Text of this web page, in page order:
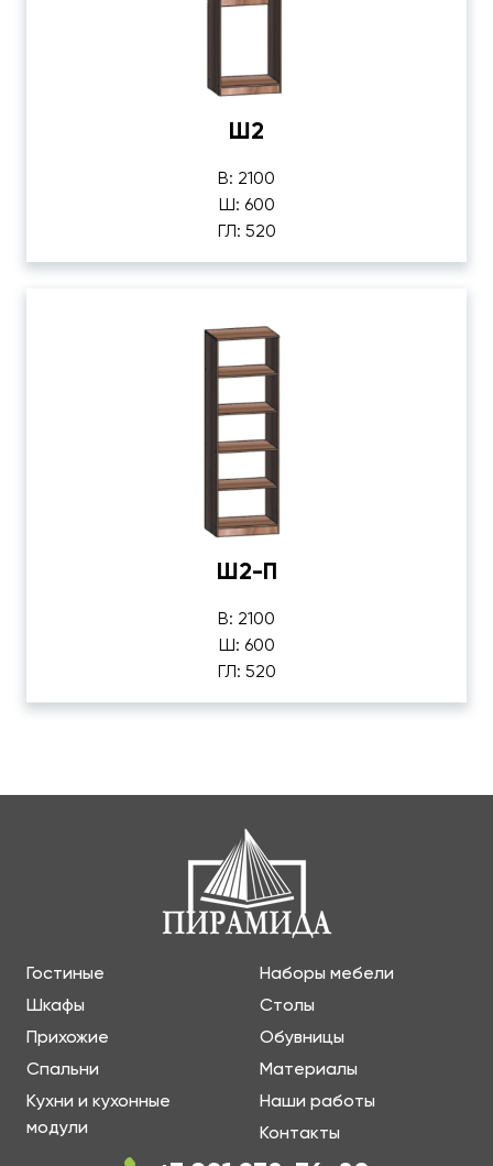
Ш2
В: 2100
Ш: 600
ГЛ: 520
Ш2-П
В: 2100
Ш: 600
ГЛ: 520
Гостиные
Шкафы
Прихожие
Спальни
Кухни и кухонные
модули
Наборы мебели
Столы
Обувницы
Материалы
Наши работы
Контакты